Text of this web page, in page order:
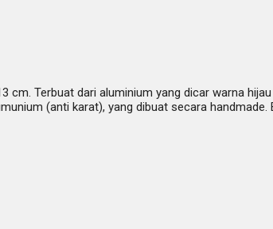
cm. Terbuat dari aluminium yang dicar warna
(anti karat), yang dibuat secara